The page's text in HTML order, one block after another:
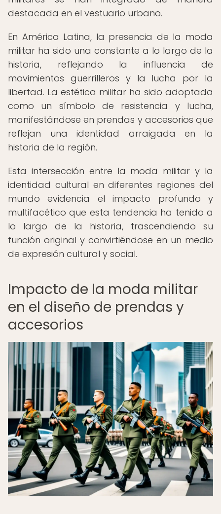
destacada en el vestuario urbano.
En América Latina, la presencia de la moda
militar ha sido una constante a lo largo de la
historia, reflejando la influencia de
movimientos guerrilleros y la lucha por la
libertad. La estética militar ha sido adoptada
como un símbolo de resistencia y lucha,
manifestándose en prendas y accesorios que
reflejan una identidad arraigada en la
historia de la región.
Esta intersección entre la moda militar y la
identidad cultural en diferentes regiones del
mundo evidencia el impacto profundo y
multifacético que esta tendencia ha tenido a
lo largo de la historia, trascendiendo su
función original y convirtiéndose en un medio
de expresión cultural y social.
Impacto de la moda militar
en el diseño de prendas y
accesorios